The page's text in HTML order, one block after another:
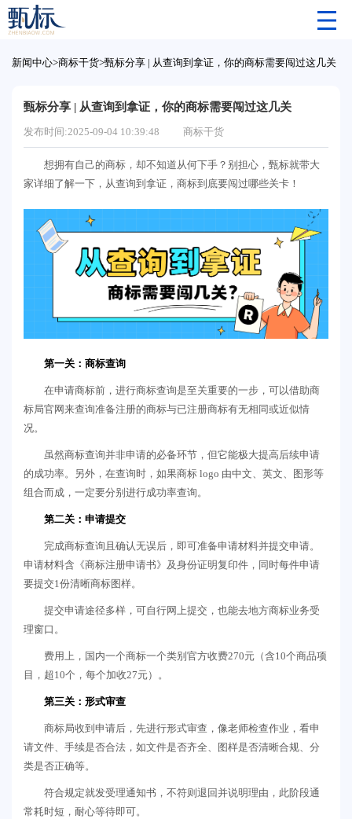
新闻中心>商标干货>甄标分享 | 从查询到拿证，你的商标需要闯过这几关
甄标分享 | 从查询到拿证，你的商标需要闯过这几关
发布时间:2025-09-04 10:39:48 商标干货
想拥有自己的商标，却不知道从何下手？别担心，甄标就带大
家详细了解一下，从查询到拿证，商标到底要闯过哪些关卡！
第一关：商标查询
在申请商标前，进行商标查询是至关重要的一步，可以借助商
标局官网来查询准备注册的商标与已注册商标有无相同或近似情
况。
虽然商标查询并非申请的必备环节，但它能极大提高后续申请
的成功率。另外，在查询时，如果商标 logo 由中文、英文、图形等
组合而成，一定要分别进行成功率查询。
第二关：申请提交
完成商标查询且确认无误后，即可准备申请材料并提交申请。
申请材料含《商标注册申请书》及身份证明复印件，同时每件申请
要提交1份清晰商标图样。
提交申请途径多样，可自行网上提交，也能去地方商标业务受
理窗口。
费用上，国内一个商标一个类别官方收费270元（含10个商品项
目，超10个，每个加收27元）。
第三关：形式审查
商标局收到申请后，先进行形式审查，像老师检查作业，看申
请文件、手续是否合法，如文件是否齐全、图样是否清晰合规、分
类是否正确等。
符合规定就发受理通知书，不符则退回并说明理由，此阶段通
常耗时短，耐心等待即可。